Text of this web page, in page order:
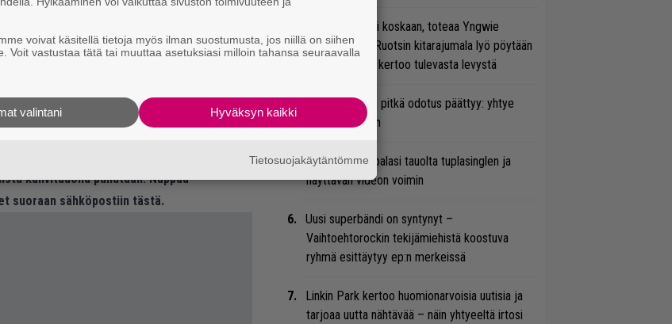
viesti alempaa:
kahvitauolla puhutaan! Nappaa
suoraan sähköpostiin tästä.
Se on nyt tai ei koskaan, toteaa Yngwie
Malmsteen – Ruotsin kitarajumala lyö pöytään
uuden biisin ja kertoo tulevasta levystä
Weezer-fanien pitkä odotus päättyy: yhtye
tulee Suomeen
Blind Channel palasi tauolta tuplasinglen ja
näyttävän videon voimin
Uusi superbändi on syntynyt –
Vaihtoehtorockin tekijämiehistä koostuva
ryhmä esittäytyy ep:n merkeissä
Linkin Park kertoo huomionarvoisia uutisia ja
tarjoaa uutta nähtävää – näin yhtyeeltä irtosi
voivat käsitellä tietoja myös ilman suostumusta, jos niillä on siihen
Voit vastustaa tätä tai muuttaa asetuksiasi milloin tahansa seuraavalla
Hyväksyn kaikki
valintani
Tietosuojakäytäntömme